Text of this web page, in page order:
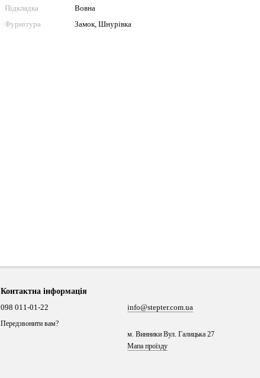
Підкладка
Вовна
Фурнітура
Замок, Шнурівка
Контактна інформація
098 011-01-22
Передзвонити вам?
info@stepter.com.ua
м. Винники Вул. Галицька 27
Мапа проїзду